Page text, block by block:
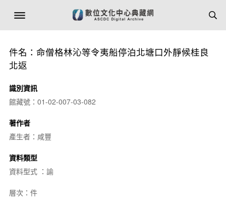
件名：命僧格林沁等令夷船停泊北塘口外靜候桂良
北返
識別資訊
館藏號：01-02-007-03-082
著作者
產生者：咸豐
資料類型
資料型式 ：諭
層次：件